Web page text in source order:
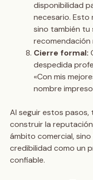
disponibilidad
necesario.
sino también tu
recomendación
Cierre formal:
despedida
«Con mis
nombre
Al seguir estos
construir la
ámbito comercial,
credibilidad como un
confiable.